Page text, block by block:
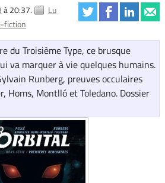
à 20:37.
Lu
fiction
du Troisième Type, ce brusque
va marquer à vie quelques humains.
Runberg, preuves occulaires
Homs, Montlló et Toledano. Dossier